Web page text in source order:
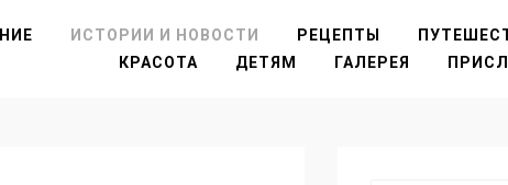
ИСТОРИИ И НОВОСТИ РЕЦЕПТЫ
КРАСОТА
ДЕТЯМ ГАЛЕРЕЯ